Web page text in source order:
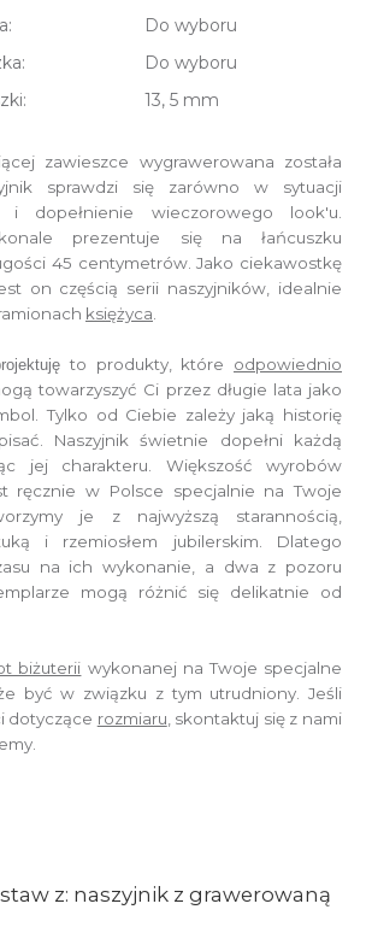
Do wyboru
Do wyboru
13, 5 mm
zawieszce wygrawerowana została
sprawdzi się zarówno w sytuacji
i dopełnienie wieczorowego look'u.
prezentuje się na łańcuszku
45 centymetrów. Jako ciekawostkę
on częścią serii naszyjników, idealnie
księżyca
to produkty, które odpowiednio
towarzyszyć Ci przez długie lata jako
Tylko od Ciebie zależy jaką historię
Naszyjnik świetnie dopełni każdą
jej charakteru. Większość wyrobów
ręcznie w Polsce specjalnie na Twoje
je z najwyższą starannością,
i rzemiosłem jubilerskim. Dlatego
na ich wykonanie, a dwa z pozoru
mogą różnić się delikatnie od
biżuterii wykonanej na Twoje specjalne
być w związku z tym utrudniony. Jeśli
dotyczące rozmiaru skontaktuj się z nami
z: naszyjnik z grawerowaną